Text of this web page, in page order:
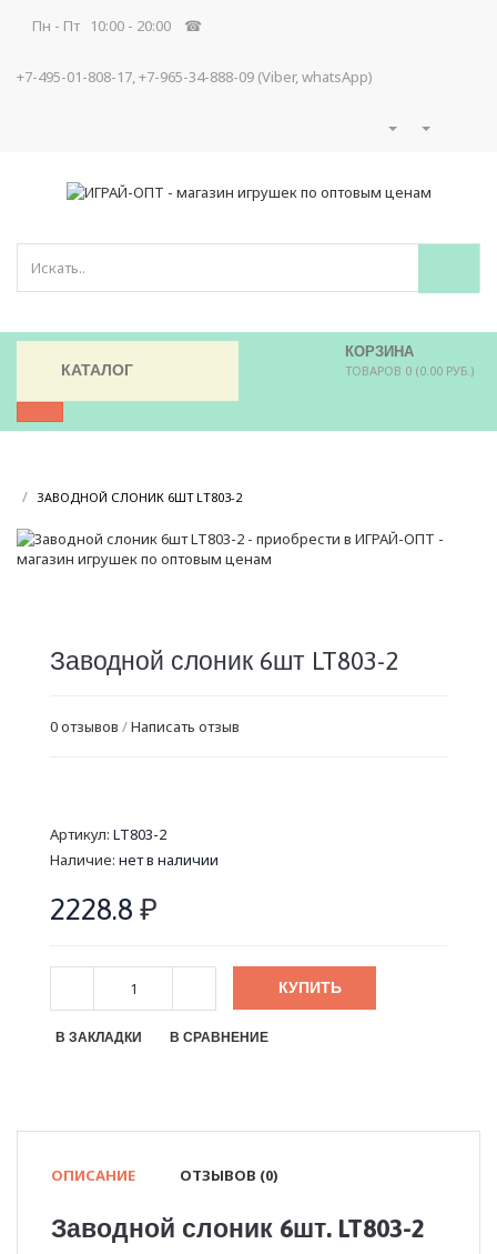
Пн - Пт 10:00 - 20:00 ☎
+7-495-01-808-17, +7-965-34-888-09 (Viber, whatsApp)
КОРЗИНА
ТОВАРОВ 0 (0.00 РУБ.)
КАТАЛОГ
/ ЗАВОДНОЙ СЛОНИК 6ШТ LT803-2
Заводной слоник 6шт LT803-2
0 отзывов /Написать отзыв
Артикул: LT803-2
Наличие: нет в наличии
2228.8 ₽
КУПИТЬ
В ЗАКЛАДКИ В СРАВНЕНИЕ
ОПИСАНИЕ ОТЗЫВОВ (0)
Заводной слоник 6шт. LT803-2